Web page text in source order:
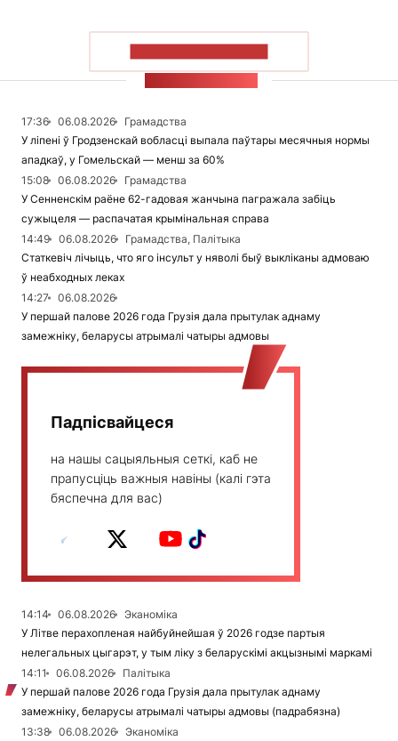
17:36 06.08.2026
Грамадства
У ліпені ў Гродзенскай вобласці выпала паўтары месячныя нормы
ападкаў, у Гомельскай — менш за 60%
15:08
06.08.2026
Грамадства
У Сенненскім раёне 62-гадовая жанчына пагражала забіць
сужыцеля — распачатая крымінальная справа
14:49
06.08.2026
Грамадства, Палітыка
Статкевіч лічыць, что яго інсульт у няволі быў выкліканы адмоваю
ў неабходных леках
14:27
06.08.2026
У першай палове 2026 года Грузія дала прытулак аднаму
замежніку, беларусы атрымалі чатыры адмовы
Падпісвайцеся
на нашы сацыяльныя сеткі, каб не
прапусціць важныя навіны (калі гэта
бяспечна для вас)
14:14 06.08.2026
Эканоміка
У Літве перахопленая найбуйнейшая ў 2026 годзе партыя
нелегальных цыгарэт, у тым ліку з беларускімі акцызнымі маркамі
14:11
06.08.2026
Палітыка
У першай палове 2026 года Грузія дала прытулак аднаму
замежніку, беларусы атрымалі чатыры адмовы (падрабязна)
13:38
06.08.2026
Эканоміка